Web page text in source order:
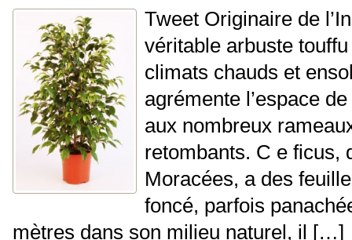
Tweet Originaire de
véritable arbuste
climats chauds et
agrémente l’espace
aux nombreux
retombants. C e ficus,
Moracées, a des
foncé, parfois
mètres dans son milieu naturel, il […]